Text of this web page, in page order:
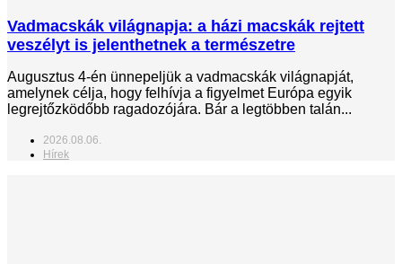
Vadmacskák világnapja: a házi macskák rejtett
veszélyt is jelenthetnek a természetre
Augusztus 4-én ünnepeljük a vadmacskák világnapját,
amelynek célja, hogy felhívja a figyelmet Európa egyik
legrejtőzködőbb ragadozójára. Bár a legtöbben talán...
2026.08.06.
Hírek